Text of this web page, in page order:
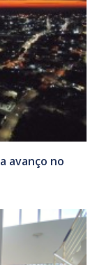
avanço no